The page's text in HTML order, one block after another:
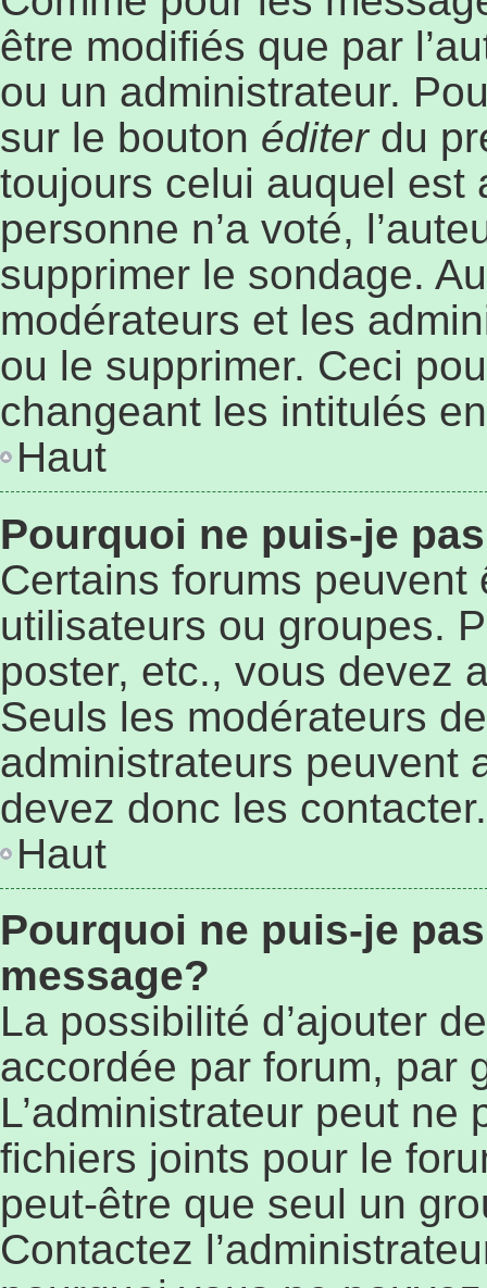
être modifiés que par
ou un administrateur.
sur le bouton éditerdu
toujours celui auquel est
personne n’a voté,
supprimer le sondage.
modérateurs et les
ou le supprimer. Ceci
changeant les intitulés
Haut
Pourquoi ne puis-je
Certains forums
utilisateurs ou groupes.
poster, etc., vous devez
Seuls les modérateurs
administrateurs peuvent
devez donc les contacter.
Haut
Pourquoi ne puis-je
message?
La possibilité d’ajouter
accordée par forum, par
L’administrateur peut ne
fichiers joints pour le
peut-être que seul un
Contactez